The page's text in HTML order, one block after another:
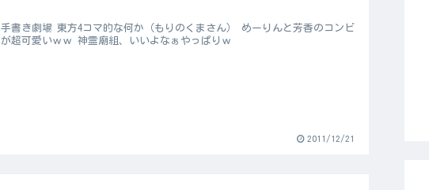
手書き劇場 東方4コマ的な何か（もりのくまさん） めーりんと芳香のコンビ
が超可愛いｗｗ 神霊廟組、いいよなぁやっぱりｗ
2011/12/21